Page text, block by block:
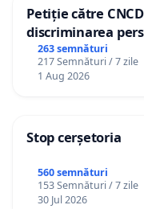
Deciziile care
discutate public,
reprezentanți ai
își reconsidere
politicilor sale
Petiție către
discriminarea
către utilizatorul
263 semnături
217 Semnături / 7 zile
1 Aug 2026
Stop cerșetoria
560 semnături
153 Semnături / 7 zile
30 Jul 2026